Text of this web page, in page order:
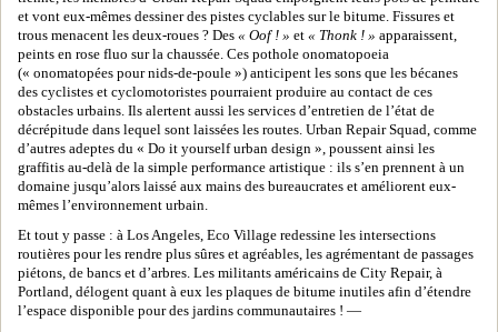
et vont eux-mêmes dessiner des pistes cyclables sur le bitume. Fissures et
trous menacent les deux-roues ? Des « Oof ! » et « Thonk ! » apparaissent,
peints en rose fluo sur la chaussée. Ces pothole onomatopoeia
(« onomatopées pour nids-de-poule ») anticipent les sons que les bécanes
des cyclistes et cyclomotoristes pourraient produire au contact de ces
obstacles urbains. Ils alertent aussi les services d’entretien de l’état de
décrépitude dans lequel sont laissées les routes. Urban Repair Squad, comme
d’autres adeptes du « Do it yourself urban design », poussent ainsi les
graffitis au-delà de la simple performance artistique : ils s’en prennent à un
domaine jusqu’alors laissé aux mains des bureaucrates et améliorent eux-
mêmes l’environnement urbain.
Et tout y passe : à Los Angeles, Eco Village redessine les intersections
routières pour les rendre plus sûres et agréables, les agrémentant de passages
piétons, de bancs et d’arbres. Les militants américains de City Repair, à
Portland, délogent quant à eux les plaques de bitume inutiles afin d’étendre
l’espace disponible pour des jardins communautaires ! —